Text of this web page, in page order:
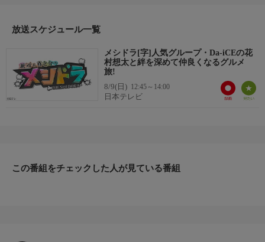
放送スケジュール一覧
メシドラ[字]人気グループ・Da-iCEの花
村想太と絆を深めて仲良くなるグルメ
旅!
8/9(日) 12:45～14:00
日本テレビ
この番組をチェックした人が見ている番組